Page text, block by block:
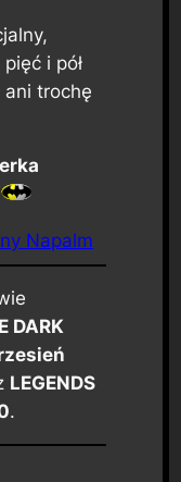
i pół
trochę
Napalm
DARK
LEGENDS
.